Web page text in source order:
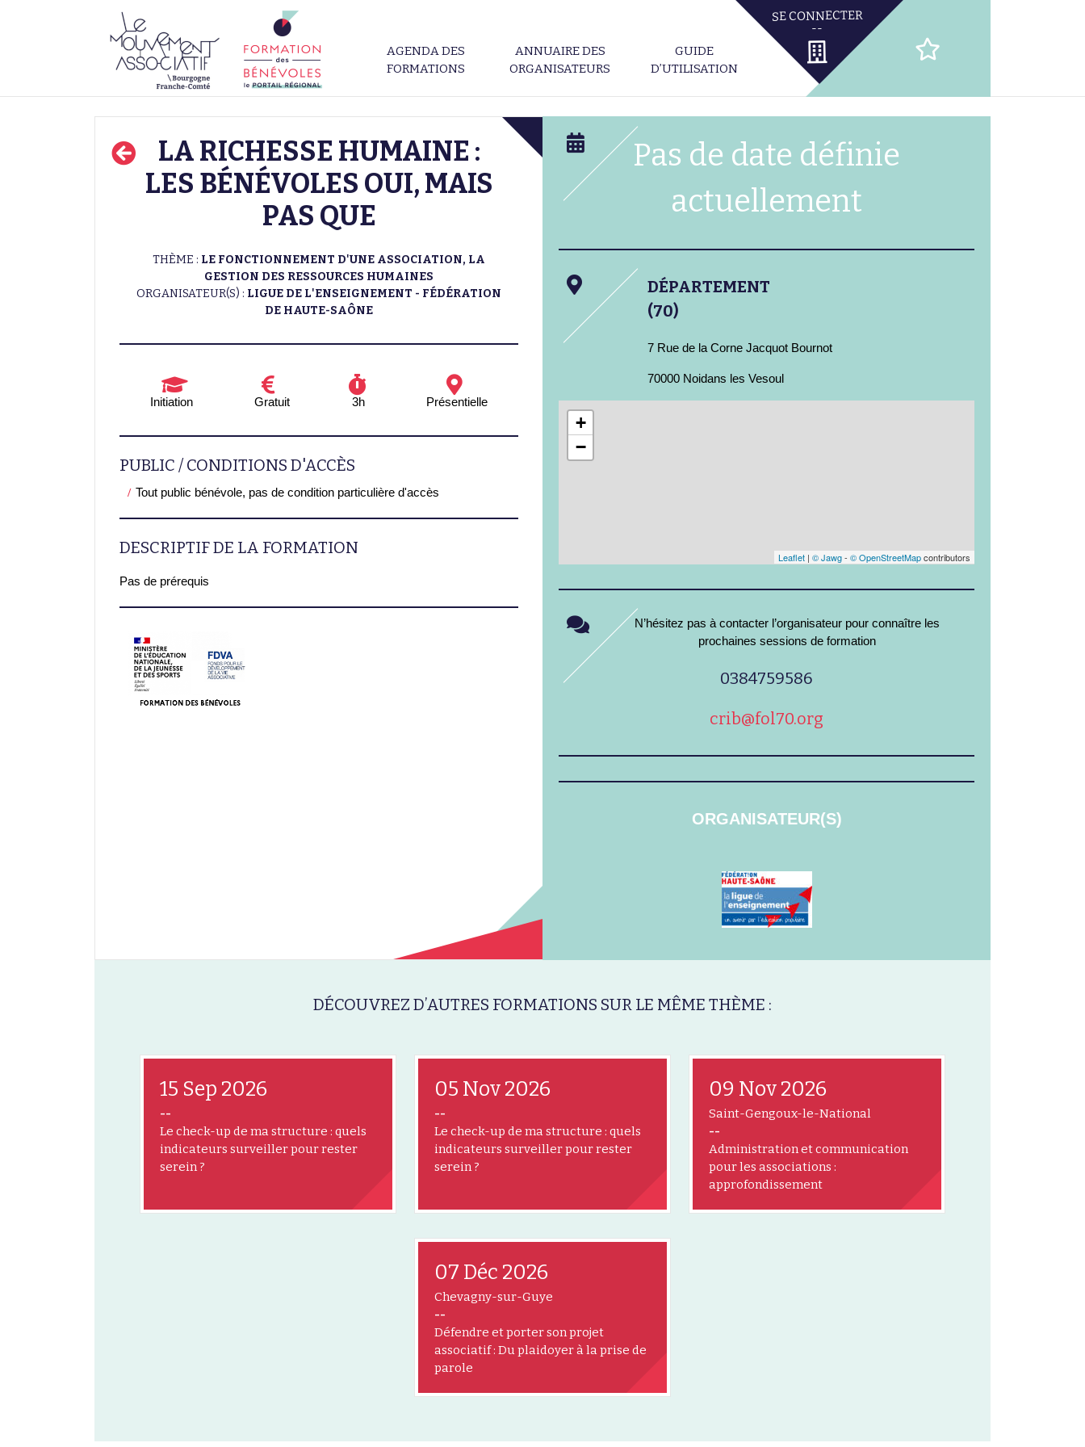
AGENDA DES
FORMATIONS
ANNUAIRE DES
ORGANISATEURS
GUIDE
D’UTILISATION
LA RICHESSE HUMAINE :
LES BÉNÉVOLES OUI, MAIS
PAS QUE
THÈME : LE FONCTIONNEMENT D'UNE ASSOCIATION, LA
GESTION DES RESSOURCES HUMAINES
ORGANISATEUR(S) : LIGUE DE L'ENSEIGNEMENT - FÉDÉRATION
DE HAUTE-SAÔNE
Initiation Gratuit 3h Présentielle
PUBLIC / CONDITIONS D'ACCÈS
Tout public bénévole, pas de condition particulière d'accès
DESCRIPTIF DE LA FORMATION
Pas de prérequis
Pas de date définie
actuellement
DÉPARTEMENT
(70)
7 Rue de la Corne Jacquot Bournot
70000 Noidans les Vesoul
+
−
Leaflet | © Jawg- © OpenStreetMapcontributors
N’hésitez pas à contacter l’organisateur pour connaître les
prochaines sessions de formation
0384759586
crib@fol70.org
ORGANISATEUR(S)
DÉCOUVREZ D’AUTRES FORMATIONS SUR LE MÊME THÈME :
15 Sep 2026
--
Le check-up de ma structure : quels
indicateurs surveiller pour rester
serein ?
05 Nov 2026
--
Le check-up de ma structure : quels
indicateurs surveiller pour rester
serein ?
09 Nov 2026
Saint-Gengoux-le-National
--
Administration et communication
pour les associations :
approfondissement
07 Déc 2026
Chevagny-sur-Guye
--
Défendre et porter son projet
associatif : Du plaidoyer à la prise de
parole